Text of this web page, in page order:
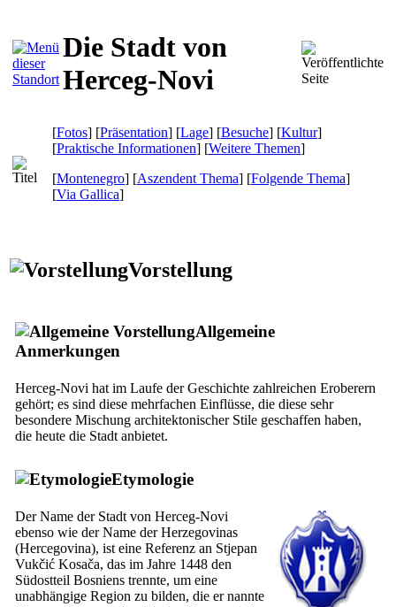
Die Stadt von
Herceg-Novi
[Fotos] [Präsentation] [Lage] [Besuche] [Kultur]
[Praktische Informationen] [Weitere Themen]
[Montenegro] [Aszendent Thema] [Folgende Thema]
[Via Gallica]
Vorstellung
Allgemeine
Anmerkungen
Herceg-Novi hat im Laufe der Geschichte zahlreichen Eroberern
gehört; es sind diese mehrfachen Einflüsse, die diese sehr
besondere Mischung architektonischer Stile geschaffen haben,
die heute die Stadt anbietet.
Etymologie
Der Name der Stadt von Herceg-Novi
ebenso wie der Name der Herzegovinas
(Hercegovina), ist eine Referenz an Stjepan
Vukčić Kosača, das im Jahre 1448 den
Südostteil Bosniens trennte, um eine
unabhängige Region zu bilden, die er nannte